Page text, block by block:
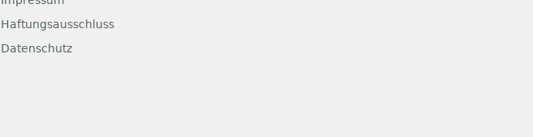
Haftungsausschluss
Datenschutz